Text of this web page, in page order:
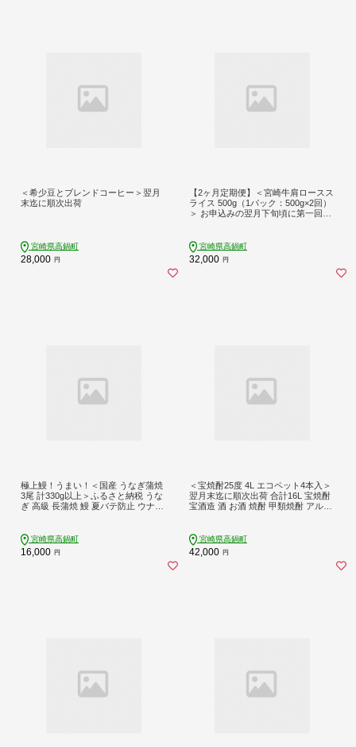
＜希少豆とブレンドコーヒー＞翌月
末迄に順次出荷
宮崎県高鍋町
28,000 円
【2ヶ月定期便】＜宮崎牛肩ロースス
ライス 500g（1パック：500g×2回）
＞ お申込みの翌月下旬頃に第一回目
入学 卒業 お花見 引越し
宮崎県高鍋町
32,000 円
極上鰻！うまい！＜国産 うなぎ蒲焼
3尾 計330g以上＞ふるさと納税 うな
ぎ 高級 長蒲焼 鰻 夏バテ防止 ウナギ
無料宮崎県高鍋町
16,000 円
＜宝焼酎25度 4L エコペット4本入＞
翌月末迄に順次出荷 合計16L 宝焼酎
宝酒造 酒 お酒 焼酎 甲類焼酎 アルコ
宮崎県高鍋町
42,000 円